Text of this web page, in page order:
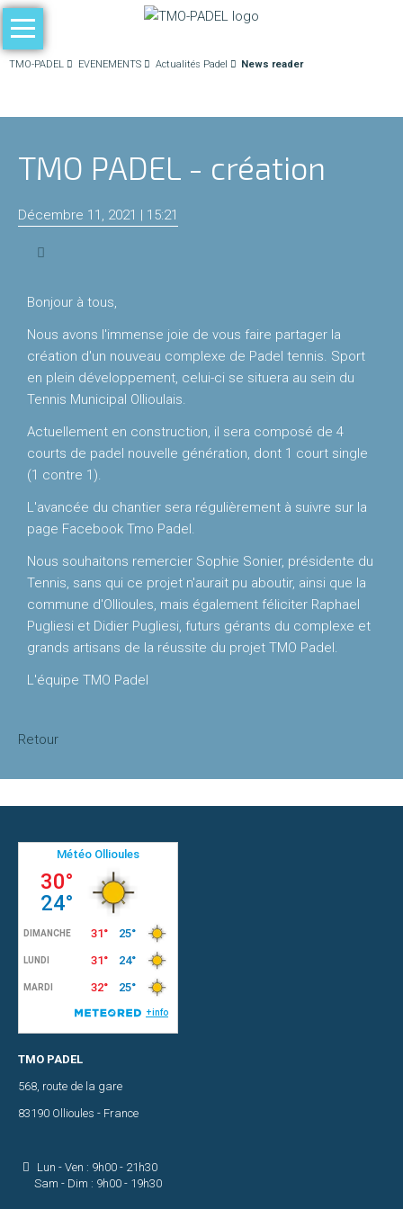
Aller
au
ACCUEIL
PADEL
Les
du
Niveaux
pratique
Compétition
Raquettes
padel
TARIFS
EVENEMENTS
Padel
contacter
Plan
d'accès
Réseaux
sociaux
TMO-PADEL EVENEMENTS Actualités Padel News reader
TMO PADEL - création
Décembre 11, 2021 | 15:21
Bonjour à tous,
Nous avons l'immense joie de vous faire partager la
création d'un nouveau complexe de Padel tennis. Sport
en plein développement, celui-ci se situera au sein du
Tennis Municipal Ollioulais.
Actuellement en construction, il sera composé de 4
courts de padel nouvelle génération, dont 1 court single
(1 contre 1).
L'avancée du chantier sera régulièrement à suivre sur la
page Facebook Tmo Padel.
Nous souhaitons remercier Sophie Sonier, présidente du
Tennis, sans qui ce projet n'aurait pu aboutir, ainsi que la
commune d'Ollioules, mais également féliciter Raphael
Pugliesi et Didier Pugliesi, futurs gérants du complexe et
grands artisans de la réussite du projet TMO Padel.
L'équipe TMO Padel
Retour
TMO PADEL
568, route de la gare
83190 Ollioules - France
Lun - Ven : 9h00 - 21h30
Sam - Dim : 9h00 - 19h30